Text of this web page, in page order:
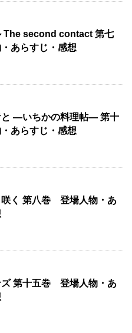
The second contact 第七
あらすじ・感想
と ―いちかの料理帖― 第十
あらすじ・感想
咲く 第八巻 登場人物・あ
ズ 第十五巻 登場人物・あ